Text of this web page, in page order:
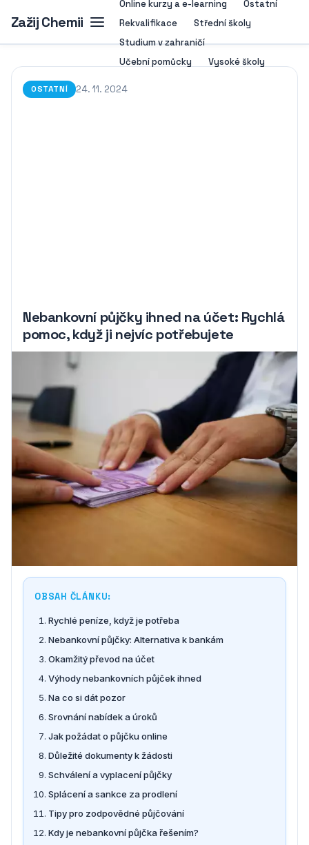
Zažij Chemii
Online kurzy a e-learning
Ostatní
Rekvalifikace
Střední školy
Studium v zahraničí
Učební pomůcky
Vysoké školy
OSTATNÍ 24. 11. 2024
Nebankovní půjčky ihned na účet: Rychlá
pomoc, když ji nejvíc potřebujete
OBSAH ČLÁNKU:
Rychlé peníze, když je potřeba
Nebankovní půjčky: Alternativa k bankám
Okamžitý převod na účet
Výhody nebankovních půjček ihned
Na co si dát pozor
Srovnání nabídek a úroků
Jak požádat o půjčku online
Důležité dokumenty k žádosti
Schválení a vyplacení půjčky
Splácení a sankce za prodlení
Tipy pro zodpovědné půjčování
Kdy je nebankovní půjčka řešením?